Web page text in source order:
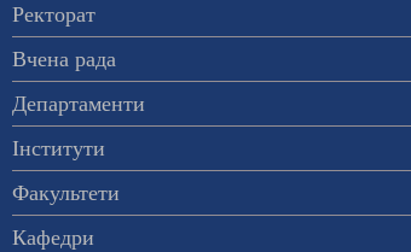
Ректорат
Вчена рада
Департаменти
Інститути
Факультети
Кафедри